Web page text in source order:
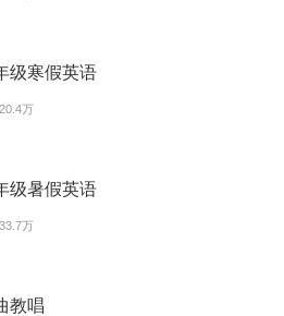
级寒假英语
20.4万
级暑假英语
33.7万
教唱